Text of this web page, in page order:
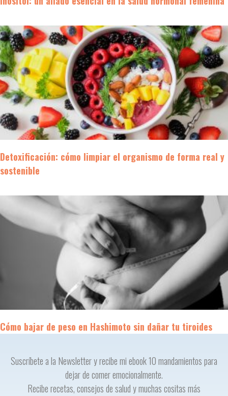
Detoxificación: cómo limpiar el organismo de forma real y
sostenible
Cómo bajar de peso en Hashimoto sin dañar tu tiroides
Suscríbete a la Newsletter y recibe mi ebook 10 mandamientos para
dejar de comer emocionalmente.
Recibe recetas, consejos de salud y muchas cositas más